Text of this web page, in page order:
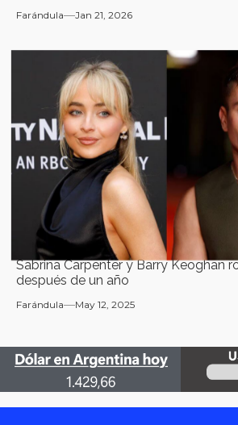
Farándula Jan 21, 2026
Sabrina Carpenter y Barry Keoghan
después de un año
Farándula May 12, 2025